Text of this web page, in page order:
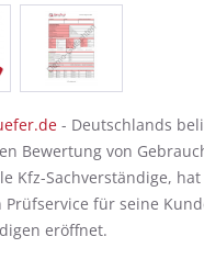
- Deutschlands
Bewertung von
Kfz-Sachverständige,
Prüfservice für seine
eröffnet.